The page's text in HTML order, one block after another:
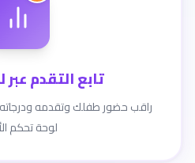
تابع التقدم
راقب حضور طفلك وتقدمه ودرجاته
لوحة تحكم